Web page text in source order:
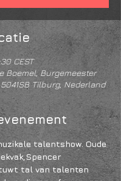
CEST
Boemel, Burgemeester
Tilburg, Nederland
talentshow. Oude
tal van talenten